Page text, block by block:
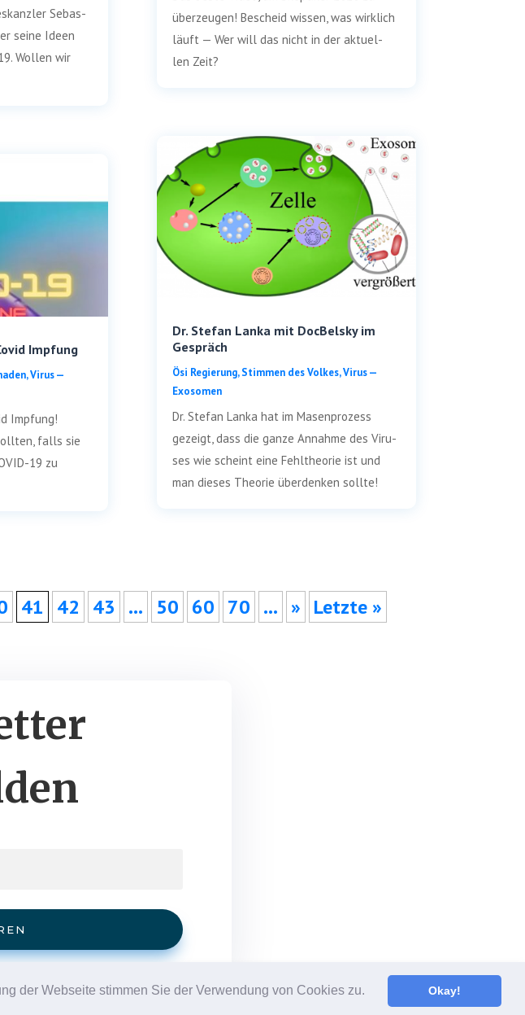
der Webseite stimmen Sie der Verwendung von Cookies zu. Okay!
Sebas­
sei­ne Ideen
Wol­len wir
Impfung
,Virus —
Impfung!
falls sie
19 zu
über­zeu­gen! Bescheid wis­sen, was wirk­lich
läuft — Wer will das nicht in der aktu­el­
len Zeit?
Dr. Stefan Lanka mit DocBelsky im
Gespräch
Ösi Regie­rung,Stim­men des Vol­kes,Virus —
Exosomen
Dr. Ste­fan Lan­ka hat im Masen­pro­zess
gezeigt, dass die gan­ze Annah­me des Viru­
s­es wie scheint eine Fehl­theo­rie ist und
man die­ses Theo­rie über­den­ken sollte!
41 42 43 … 50 60 70 … » Letz­te »
this, but you can opt-out if you wish. Cookie settings ACCEPT